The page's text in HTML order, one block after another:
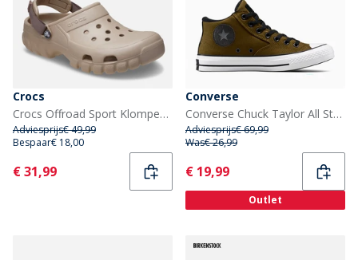
Crocs
Crocs Offroad Sport Klompen Cobblestone/Truffle
Adviesprijs€ 49,99
Bespaar€ 18,00
Current
€ 31,99
Converse
Converse Chuck Taylor All Star Malden Street Mid Sneakers Surplus Olive/Zwart/Wit
Adviesprijs€ 69,99
Was€ 26,99
Current
€ 19,99
Outlet